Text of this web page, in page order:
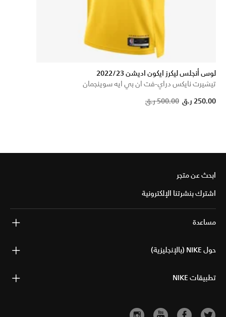
لوس أنجلس ليكرز ايكون اديشن 2022/23
تيشيرت نايكس دراي-فت ان بي ايه سوينجمان
Price reduced from
500.00 ر.ق to 250.00 ر.ق
ابحث عن متجر
اشترك بنشرتنا الإلكترونية
مساعدة
حول NIKE (بالإنجليزية)
تطبيقات NIKE